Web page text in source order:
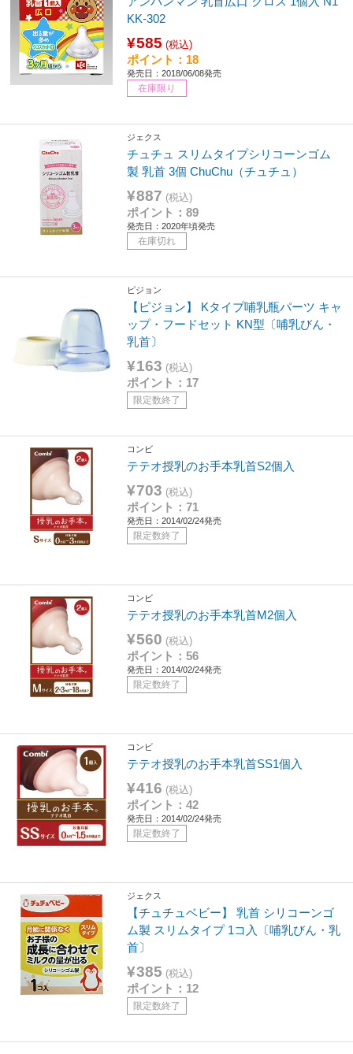
KK-302
¥585 (税込)
ポイント：18
発売日：2018/06/08発売
在庫限り
ジェクス
チュチュ スリムタイプシリコーンゴム
製 乳首 3個 ChuChu（チュチュ）
¥887 (税込)
ポイント：89
発売日：2020年頃発売
在庫切れ
ピジョン
【ピジョン】 Kタイプ哺乳瓶パーツ キャ
ップ・フードセット KN型〔哺乳びん・
乳首〕
¥163 (税込)
ポイント：17
限定数終了
コンビ
テテオ授乳のお手本乳首S2個入
¥703 (税込)
ポイント：71
発売日：2014/02/24発売
限定数終了
コンビ
テテオ授乳のお手本乳首M2個入
¥560 (税込)
ポイント：56
発売日：2014/02/24発売
限定数終了
コンビ
テテオ授乳のお手本乳首SS1個入
¥416 (税込)
ポイント：42
発売日：2014/02/24発売
限定数終了
ジェクス
【チュチュベビー】 乳首 シリコーンゴ
ム製 スリムタイプ 1コ入〔哺乳びん・乳
首〕
¥385 (税込)
ポイント：12
限定数終了